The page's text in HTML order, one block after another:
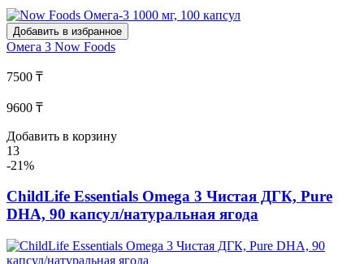
Добавить в избранное
Омега 3 Now Foods
7500 ₸
9600 ₸
Добавить в корзину
13
-21%
ChildLife Essentials Omega 3 Чистая ДГК, Pure
DHA, 90 капсул/натуральная ягода